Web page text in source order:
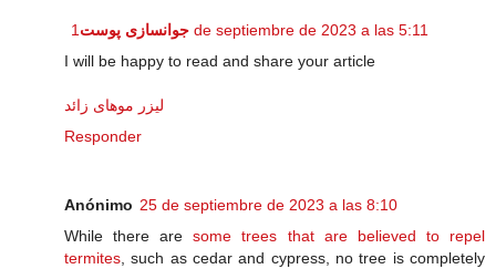
جوانسازی پوست 1 de septiembre de 2023 a las 5:11
I will be happy to read and share your article
لیزر موهای زائد
Responder
Anónimo 25 de septiembre de 2023 a las 8:10
While there aresome trees that are believed to repel
termites , such as cedar and cypress, no tree is completely